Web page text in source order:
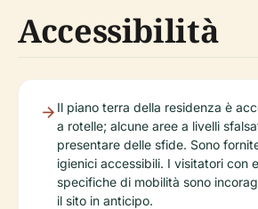
Accessibilità
Il piano terra della residenza è
a rotelle; alcune aree a livelli
presentare delle sfide. Sono
igienici accessibili. I visitatori con
specifiche di mobilità sono
il sito in anticipo.